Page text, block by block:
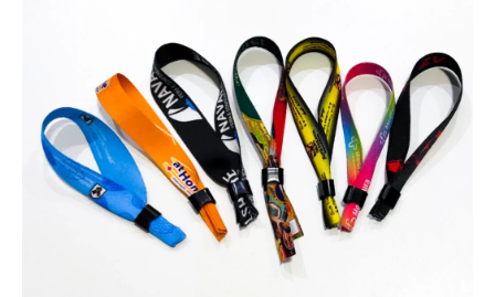
possa escolher o que melhor se encaixa na realidade da sua
igreja, com total liberdade de personalização e adaptação.
Assim, sua igreja consegue fidelizar melhor os membros e utilizar
os cartões em diversas ações, como evangelização em hospitais,
casas de acolhimento, projetos sociais e missões no exterior.
Cartão em PVC personalizado
Os cartões em PVC personalizados possuem diversas